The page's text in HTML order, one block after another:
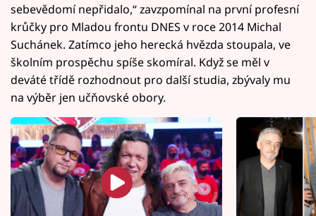
sebevědomí nepřidalo,“ zavzpomínal na první profesní
krůčky pro Mladou frontu DNES v roce 2014 Michal
Suchánek. Zatímco jeho herecká hvězda stoupala, ve
školním prospěchu spíše skomíral. Když se měl v
deváté třídě rozhodnout pro další studia, zbývaly mu
na výběr jen učňovské obory.